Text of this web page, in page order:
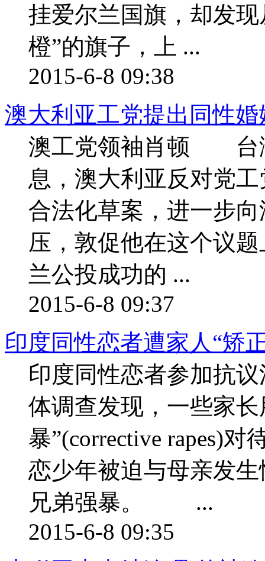
挂爱尔兰国旗，却发
橙”的旗子，上 ...
2015-6-8 09:38
澳大利亚工党提出同性
澳工党领袖肖顿 台
息，澳大利亚反对党
合法化草案，进一步
压，敦促他在这个议
兰公投成功的 ...
2015-6-8 09:37
印度同性恋者遭家人“矫
印度同性恋者参加抗
体调查发现，一些家
暴”(corrective rapes)
恋少年被迫与母亲发
兄弟强暴。 ...
2015-6-8 09:35